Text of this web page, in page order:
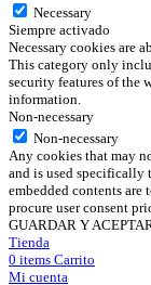
Necessary
Siempre activado
Necessary cookies are
This category only
security features of the
information.
Non-necessary
Non-necessary
Any cookies that may
and is used specifically
embedded contents are
procure user consent
GUARDAR Y
Tienda
0 items Carrito
Mi cuenta